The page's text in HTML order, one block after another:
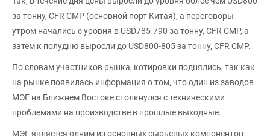
за тонну, CFR CMP (основной порт Китая), а переговоры
утром начались с уровня в USD785-790 за тонну, CFR CMP, а
затем к полудню выросли до USD800-805 за тонну, CFR CMP.
По словам участников рынка, котировки поднялись, так как
на рынке появилась информация о том, что один из заводов
МЭГ на Ближнем Востоке столкнулся с техническими
проблемами на производстве в прошлые выходные.
МЭГ является одним из основных сырьевых компонентов